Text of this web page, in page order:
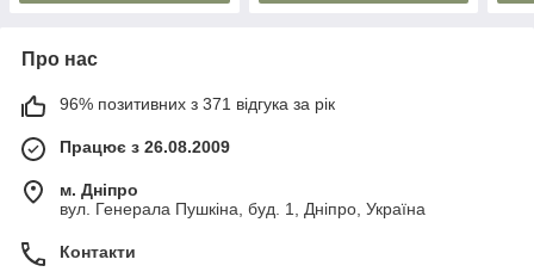
Про нас
96% позитивних з 371 відгука за рік
Працює з 26.08.2009
м. Дніпро
вул. Генерала Пушкіна, буд. 1, Дніпро, Україна
Контакти